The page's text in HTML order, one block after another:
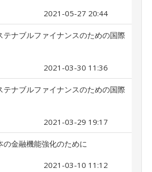
2021-05-27 20:44
テナブルファイナンスのための国際
2021-03-30 11:36
テナブルファイナンスのための国際
2021-03-29 19:17
の金融機能強化のために
2021-03-10 11:12